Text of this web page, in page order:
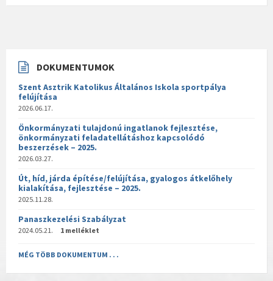
DOKUMENTUMOK
Szent Asztrik Katolikus Általános Iskola sportpálya
felújítása
2026.06.17.
Önkormányzati tulajdonú ingatlanok fejlesztése,
önkormányzati feladatellátáshoz kapcsolódó
beszerzések – 2025.
2026.03.27.
Út, híd, járda építése/felújítása, gyalogos átkelőhely
kialakítása, fejlesztése – 2025.
2025.11.28.
Panaszkezelési Szabályzat
2024.05.21. 1 melléklet
MÉG TÖBB DOKUMENTUM . . .